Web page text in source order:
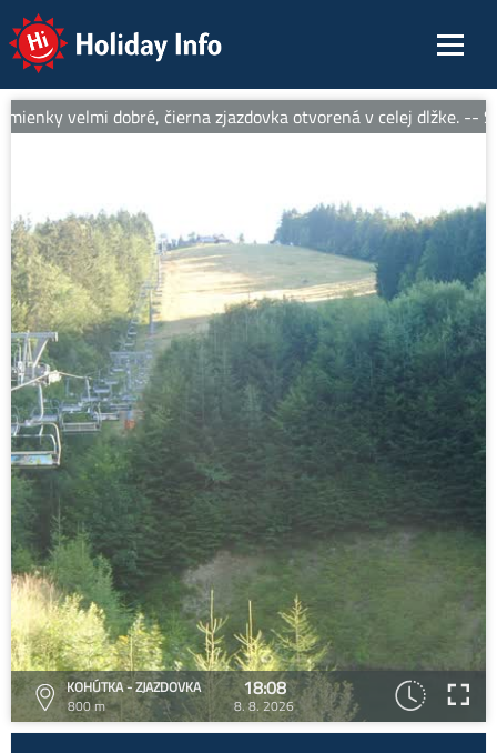
Holiday Info
velmi dobré, čierna zjazdovka otvorená v celej dlžke. --
KOHÚTKA - ZJAZDOVKA
800 m
18:08
8. 8. 2026